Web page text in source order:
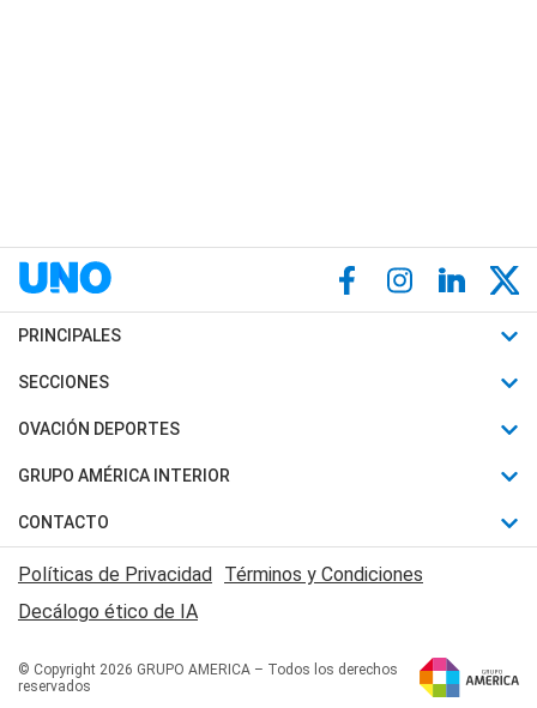
PRINCIPALES
Últimas Noticias
Política
Judiciales
Economia
SECCIONES
Horóscopo
Motores
Trucos caseros
Series y Películas
Edictos y Solicitadas
OVACIÓN DEPORTES
Fútbol
Mundial
Automovilismo
Rugby
Básquet
GRUPO AMÉRICA INTERIOR
Canal 7 en Vivo
San Juan 8
CONTACTO
Acerca de Nosotros
Contactanos
Políticas de Privacidad Términos y Condiciones
Decálogo ético de IA
© Copyright 2026 GRUPO AMERICA – Todos los derechos
reservados